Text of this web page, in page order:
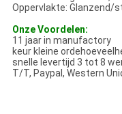
Oppervlakte: Glanzend/
Onze Voordelen:
11 jaar in manufactory
keur kleine
snelle levertijd 3 tot 8
T/T, Paypal, Western